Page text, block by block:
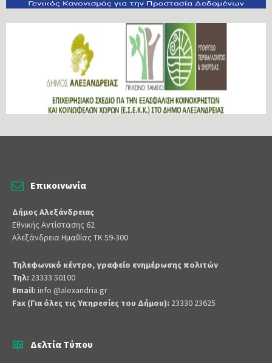
Επικοινωνία
Δήμος Αλεξάνδρειας
Εθνικής Αντίστασης 62
Αλεξάνδρεια Ημαθίας ΤΚ 59-300
Τηλεφωνικό κέντρο, γραφείο ενημέρωσης πολιτών
Τηλ: 23333 50100
Email: info @alexandria.gr
Fax (Για όλες τις Υπηρεσίες του Δήμου): 23330 23625
Δελτία Τύπου